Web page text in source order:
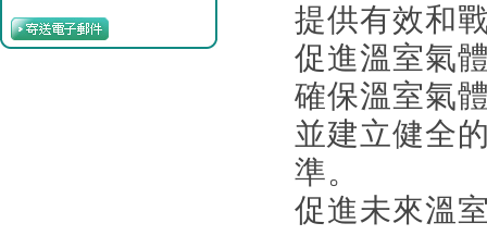
提供有效和
促進溫室氣
確保溫室氣
並建立健全
準。
促進未來溫